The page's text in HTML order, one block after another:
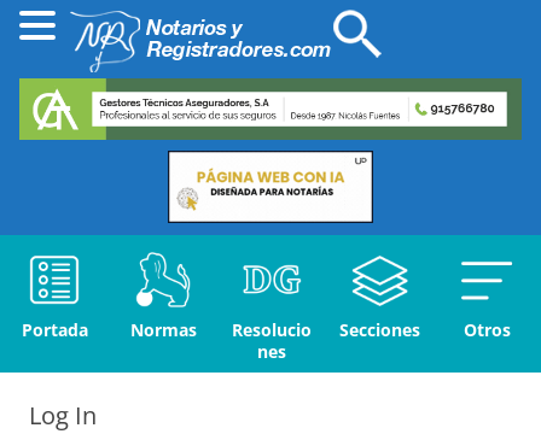
Portada Normas
Resolucio
nes
Secciones Otros
Log In